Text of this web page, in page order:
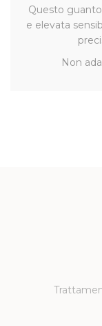
Questo
e elevata
Non